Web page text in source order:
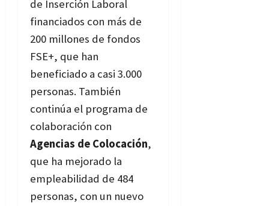
de Inserción Laboral
financiados con más de
200 millones de fondos
FSE+, que han
beneficiado a casi 3.000
personas. También
continúa el programa de
colaboración con
Agencias de Colocación,
que ha mejorado la
empleabilidad de 484
personas, con un nuevo